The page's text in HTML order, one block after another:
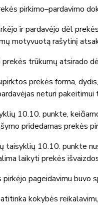
pirkimo–pardavimo
ir pardavėjo dėl
motyvuotą rašytinį
prekės trūkumų atsirado
prekės forma,
neturi
10.10. punkte,
pridedamas prekės
taisyklių 10.10. punkte
laikyti prekės
pageidavimu buvo
kokybės